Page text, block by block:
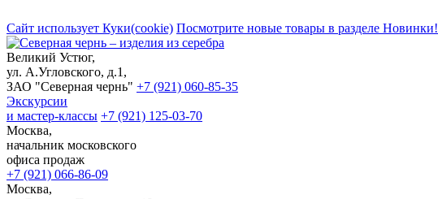
Сайт использует Куки(cookie) Посмотрите новые товары в разделе Новинки!
Великий Устюг,
ул. А.Угловского, д.1,
ЗАО "Северная чернь" +7 (921) 060-85-35
Экскурсии
и мастер-классы +7 (921) 125-03-70
Москва,
начальник московского
офиса продаж
+7 (921) 066-86-09
Москва,